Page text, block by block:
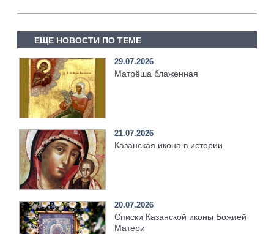
ЕЩЕ НОВОСТИ ПО ТЕМЕ
29.07.2026
Матрёша блаженная
21.07.2026
Казанская икона в истории
20.07.2026
Списки Казанской иконы Божией
Матери